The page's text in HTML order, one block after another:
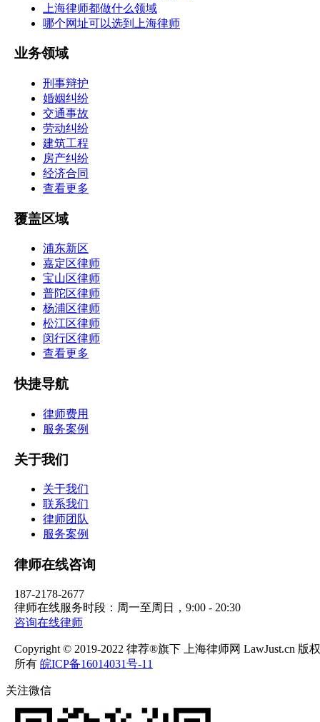
上海律师都做什么领域
哪个网址可以选到上海律师
业务领域
刑事辩护
婚姻纠纷
交通事故
劳动纠纷
建筑工程
房产纠纷
经济合同
查看更多
覆盖区域
浦东新区
嘉定区律师
宝山区律师
普陀区律师
杨浦区律师
松江区律师
闵行区律师
查看更多
快捷导航
律师费用
服务案例
关于我们
关于我们
联系我们
律师团队
服务案例
律师在线咨询
187-2178-2677
律师在线服务时段：周一至周日，9:00 - 20:30
咨询在线律师
Copyright © 2019-2022 律荐®旗下 上海律师网 LawJust.cn 版权
所有 皖ICP备16014031号-11
关注微信